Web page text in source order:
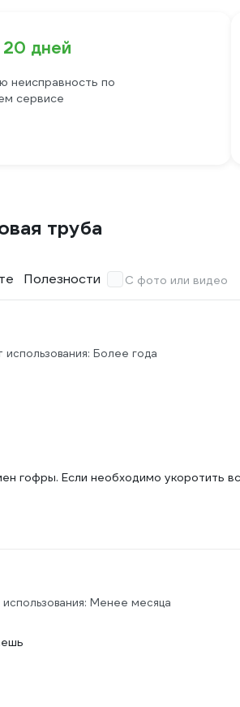
дней
неисправность по
сервисе
труба
Полезности С фото или видео
использования: Более года
гофры. Если необходимо укоротить
Менее месяца